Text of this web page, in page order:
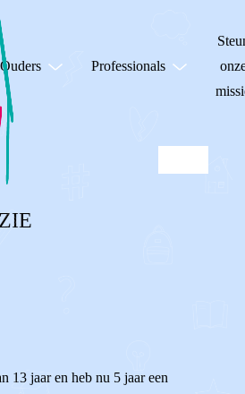
Ouders Professionals
13 jaar en heb nu 5 jaar een